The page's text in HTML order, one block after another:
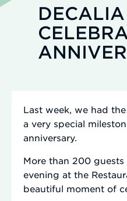
DECALIA
Last week, we had
a very special
anniversary.
More than 200
evening at the
beautiful moment of